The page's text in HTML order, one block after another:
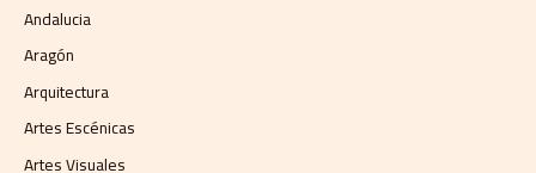
Andalucia
Aragón
Arquitectura
Artes Escénicas
Artes Visuales